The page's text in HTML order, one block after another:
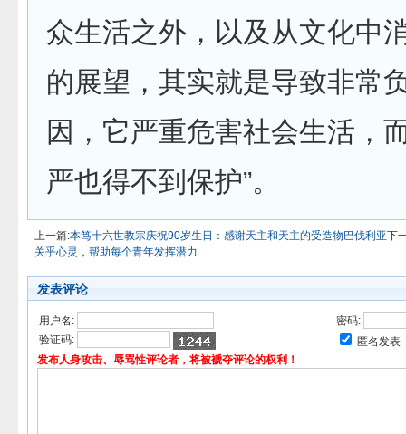
众生活之外，以及从文化中
的展望，其实就是导致非常
因，它严重危害社会生活，
严也得不到保护”。
上一篇:本笃十六世教宗庆祝90岁生日：感谢天主和天主的受造物巴伐利亚下
关乎心灵，帮助每个青年发挥潜力
发表评论
用户名:
密码:
验证码:
匿名发表
发布人身攻击、辱骂性评论者，将被褫夺评论的权利！